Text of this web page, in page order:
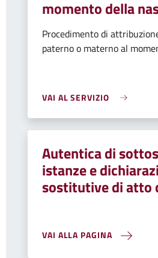
momento della
Procedimento di
paterno o materno al
VAI AL SERVIZIO
Autentica di
istanze e
sostitutive di atto
VAI ALLA PAGINA